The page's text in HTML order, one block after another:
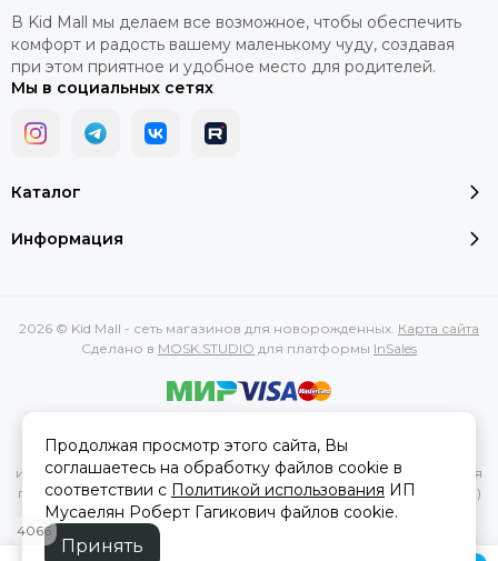
Каталог
Информация
В Kid Mall мы делаем все возможное, чтобы обеспечить
комфорт и радость вашему маленькому чуду, создавая
при этом приятное и удобное место для родителей.
Мы в социальных сетях
2026 © Kid Mall - сеть магазинов для новорожденных. Карта сайта
Сделано в MOSK.STUDIO для платформы InSales
характеристик, стоимости товаров и услуг, носит
информационный характер и ни при каких условиях не является
публичной офертой, определяемой положениями Статьи 437(2)
Гражданского кодекса РФ.
4066
Продолжая просмотр этого сайта, Вы
соглашаетесь на обработку файлов cookie в
соответствии с Политикой использования ИП
Мусаелян Роберт Гагикович файлов cookie.
Принять